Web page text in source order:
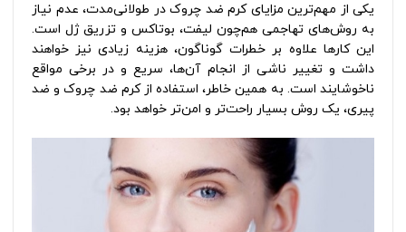
یکی از مهم‌ترین مزایای کرم ضد چروک در طولانی‌مدت، عدم نیاز
به روش‌های تهاجمی هم‌چون لیفت، بوتاکس و تزریق ژل است.
این کارها علاوه بر خطرات گوناگون، هزینه زیادی نیز خواهند
داشت و تغییر ناشی از انجام آن‌ها، سریع و در برخی مواقع
ناخوشایند است. به همین خاطر، استفاده از کرم ضد چروک و ضد
پیری، یک روش بسیار راحت‌تر و امن‌تر خواهد بود.